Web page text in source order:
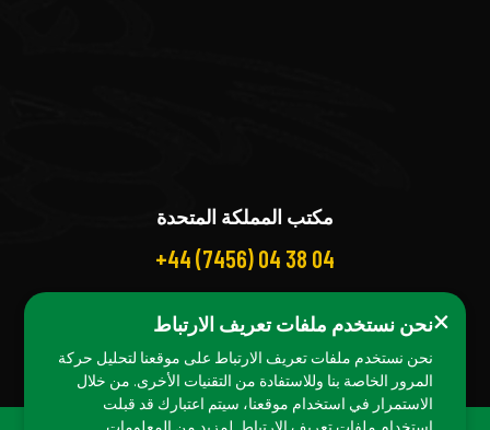
مكتب المملكة المتحدة
+44 (7456) 04 38 04
×نحن نستخدم ملفات تعريف الارتباط
نحن نستخدم ملفات تعريف الارتباط على موقعنا لتحليل حركة
المرور الخاصة بنا وللاستفادة من التقنيات الأخرى. من خلال
الاستمرار في استخدام موقعنا، سيتم اعتبارك قد قبلت
استخدام ملفات تعريف الارتباط. لمزيد من المعلومات